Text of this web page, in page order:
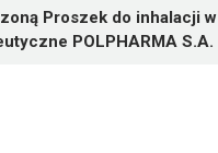
Proszek do inhalacji w
POLPHARMA S.A.